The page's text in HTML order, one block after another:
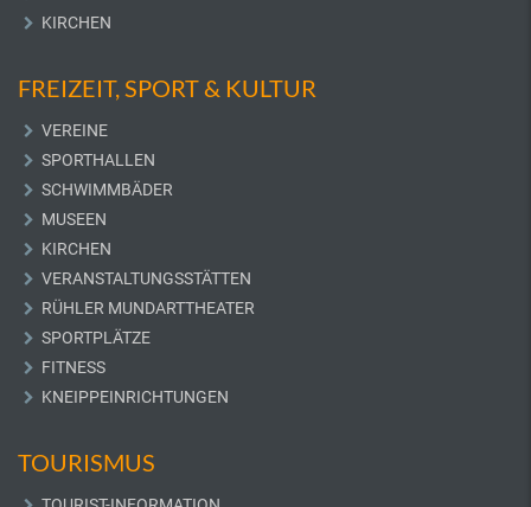
KIRCHEN
FREIZEIT, SPORT & KULTUR
VEREINE
SPORTHALLEN
SCHWIMMBÄDER
MUSEEN
KIRCHEN
VERANSTALTUNGSSTÄTTEN
RÜHLER MUNDARTTHEATER
SPORTPLÄTZE
FITNESS
KNEIPPEINRICHTUNGEN
TOURISMUS